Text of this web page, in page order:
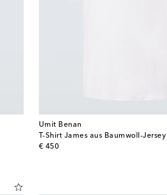
Umit Benan
T-Shirt James aus Baumwoll-Jersey
€ 450
original price